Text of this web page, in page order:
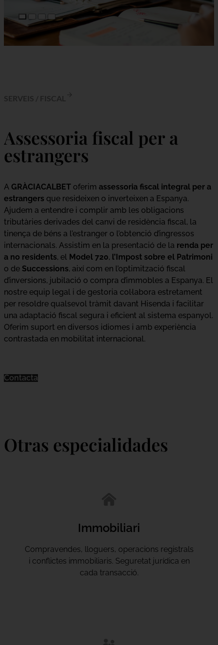
Assessoria fiscal per a
estrangers
A GRÀCIACALBET oferim assessoria fiscal integral per a
estrangers que resideixen o inverteixen a Espanya.
Ajudem a entendre i complir amb les obligacions
tributàries derivades del canvi de residència fiscal, la
tinença de béns a l’estranger o l’obtenció d’ingressos
internacionals. Assistim en la presentació de la renda per
a no residents, el Model 720, l’Impost sobre el Patrimoni
o de Successions, així com en l’optimització fiscal
d’inversions, jubilació o compra d’immobles a Espanya. El
nostre equip legal i de gestoria col·labora estretament
per resoldre qualsevol tràmit davant Hisenda i facilitar
una adaptació fiscal segura i eficient al sistema espanyol.
Oferim suport en diversos idiomes i amb experiència
contrastada en mobilitat internacional.
Contacta
Otras especialidades
Immobiliari
Compravendes, lloguers, operacions registrals
i conflictes immobiliaris. Seguretat jurídica en
cada transacció.